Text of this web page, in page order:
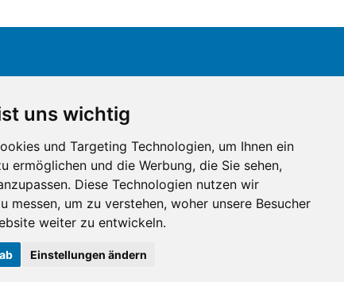
uns wichtig
und Targeting Technologien, um Ihnen ein
ermöglichen und die Werbung, die Sie sehen,
Diese Technologien nutzen wir
messen, um zu verstehen, woher unsere Besucher
weiter zu entwickeln.
Einstellungen ändern
Datenschutz & Impressum Sitemap Flyer